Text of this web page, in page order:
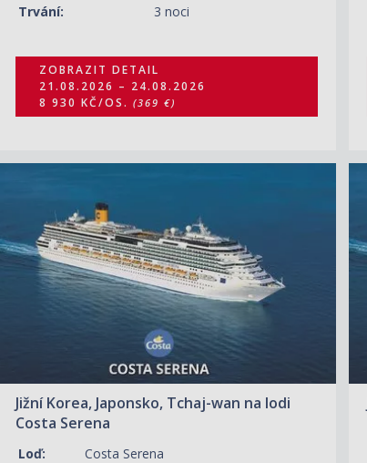
Trvání:
3 noci
ZOBRAZIT DETAIL
21.08.2026 – 24.08.2026
8 930 KČ/OS.(369 €)
Jižní Korea, Japonsko, Tchaj-wan na lodi
Costa Serena
Loď: Costa Serena
20 060 KČ/OS.
(829 €)